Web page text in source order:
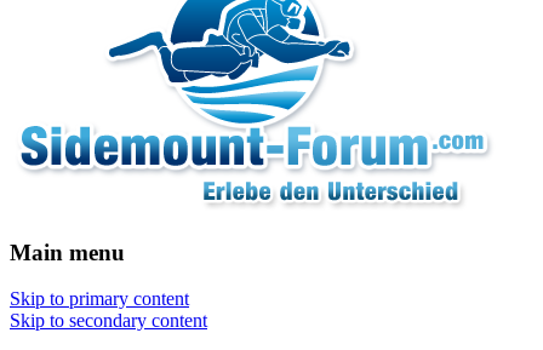
Main menu
Skip to primary content
Skip to secondary content